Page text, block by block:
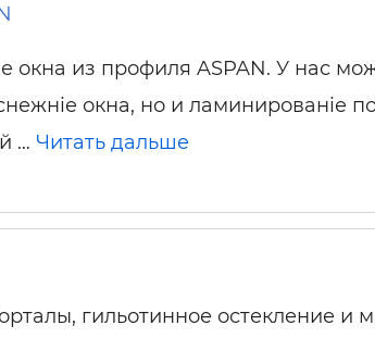
окна из профиля ASPAN. У нас
окна, но и ламинированіе
… Читать дальше
гильотинное остекление и